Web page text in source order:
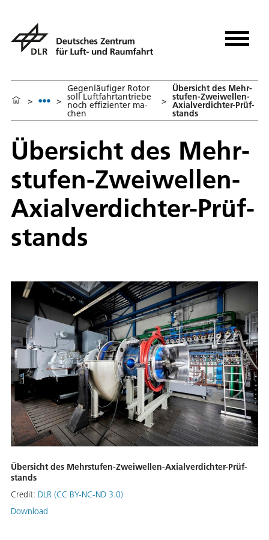
> >
Ge­gen­läu­fi­ger Ro­tor
soll Luft­fahrt­an­trie­be
noch ef­fi­zi­en­ter ma­
chen
>
Über­sicht des Mehr­
stu­fen-Zwei­wel­len-
Axi­al­ver­dich­ter-Prüf­
stands
Über­sicht des Mehr­
stu­fen-Zwei­wel­len-
Axi­al­ver­dich­ter-Prüf­
stands
Über­sicht des Mehr­stu­fen-Zwei­wel­len-Axi­al­ver­dich­ter-Prüf­
stands
Credit: DLR (CC BY-NC-ND 3.0)
Download